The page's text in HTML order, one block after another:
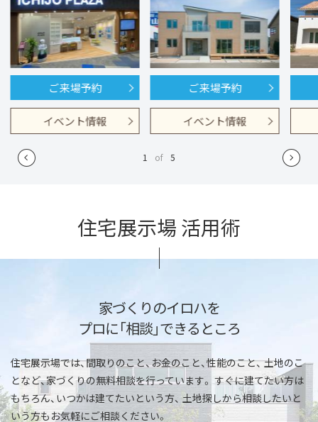
ご来場予約
イベント情報
ご来場予約
イベント情報
1 of 5
住宅展示場 活用術
家づくりのイロハを
プロに「相談」できるところ
住宅展示場では、間取りのこと、お金のこと、性能のこと、土地のこ
となど、家づくりの無料相談を行っています。 すぐに建てたい方は
もちろん、いつかは建てたいという方、 土地探しから相談したいと
いう方もお気軽にご相談ください。